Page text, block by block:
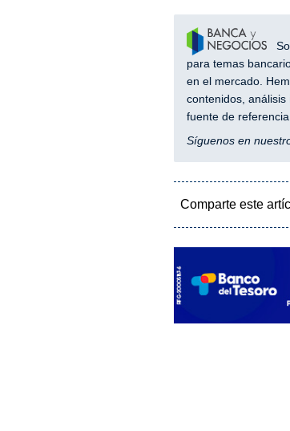
para temas
en el mercado.
contenidos,
fuente de
Síguenos en
Comparte este